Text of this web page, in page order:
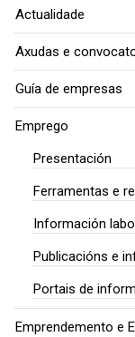
Actualidade
Axudas e
Guía de empresas
Emprego
Presentación
Ferramentas e
Información
Publicacións e
Portais de
Emprendemento e